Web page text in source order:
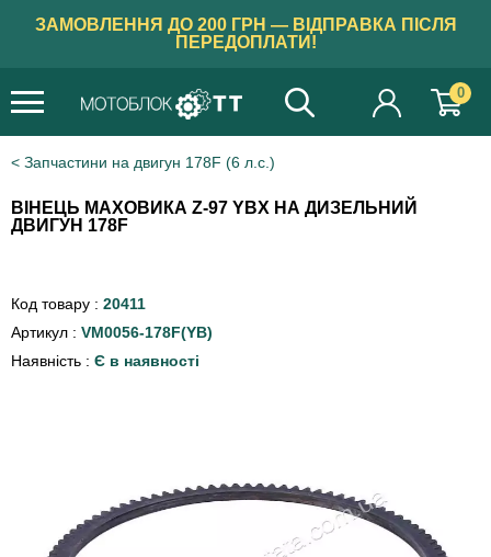
ЗАМОВЛЕННЯ ДО 200 ГРН — ВІДПРАВКА ПІСЛЯ
ПЕРЕДОПЛАТИ!
0
Запчастини на двигун 178F (6 л.с.)
ВІНЕЦЬ МАХОВИКА Z-97 YBX НА ДИЗЕЛЬНИЙ
ДВИГУН 178F
Код товару : 20411
Артикул : VM0056-178F(YB)
Наявність : Є в наявності